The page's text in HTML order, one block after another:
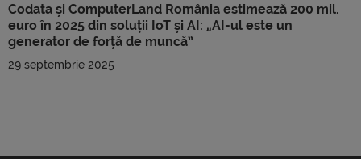
Codata și ComputerLand România estimează 200 mil.
euro în 2025 din soluții IoT și AI: „AI-ul este un
generator de forță de muncă”
29 septembrie 2025